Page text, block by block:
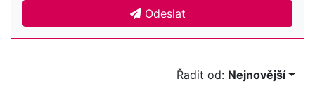
Odeslat
Řadit od: Nejnovější